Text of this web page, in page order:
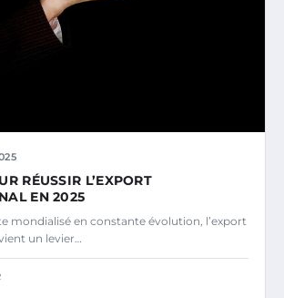
RÉUSSIR L’EXPORT
EN 2025
mondialisé en constante évolution, l’export
un levier…